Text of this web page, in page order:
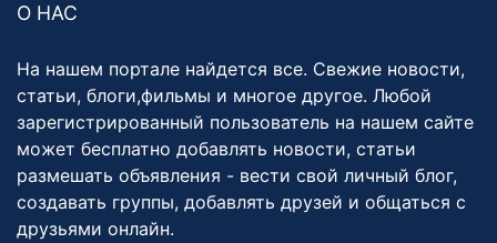
О НАС
На нашем портале найдется все. Свежие новости,
статьи, блоги,фильмы и многое другое. Любой
зарегистрированный пользователь на нашем сайте
может бесплатно добавлять новости, статьи
размешать объявления - вести свой личный блог,
создавать группы, добавлять друзей и общаться с
друзьями онлайн.